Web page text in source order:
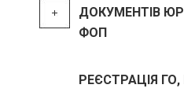
ДОКУМЕНТІВ
ФОП
РЕЄСТРАЦІЯ ГО,